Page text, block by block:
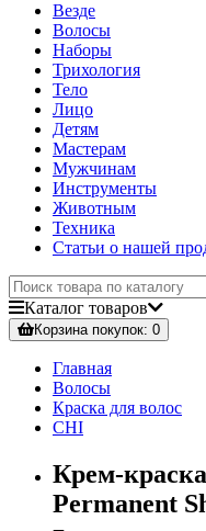
Везде
Волосы
Наборы
Трихология
Тело
Лицо
Детям
Мастерам
Мужчинам
Инструменты
Животным
Техника
Статьи о нашей
Каталог товаров
Корзинапокупок: 0
Главная
Волосы
Краска для волос
CHI
Крем-
Permanent